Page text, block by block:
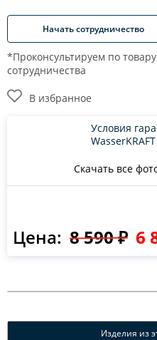
Начать сотрудничество
*Проконсультируем по
сотрудничества
В избранное
Скачать все
Условия
WasserKRAFT
Цена: 8 590 ₽ 6
Изделия из